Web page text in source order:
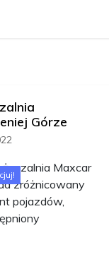
Górze
Maxcar
zróżnicowany
pojazdów,